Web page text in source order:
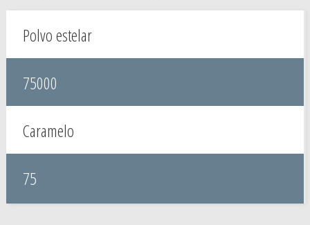
Polvo estelar
75000
Caramelo
75